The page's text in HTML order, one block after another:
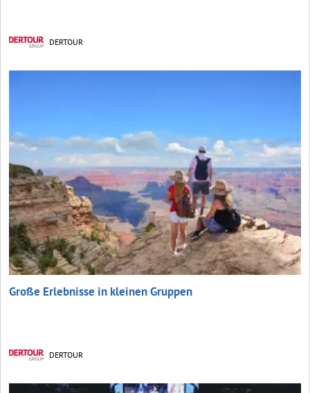
DERTOUR
Große Erlebnisse in kleinen Gruppen
DERTOUR